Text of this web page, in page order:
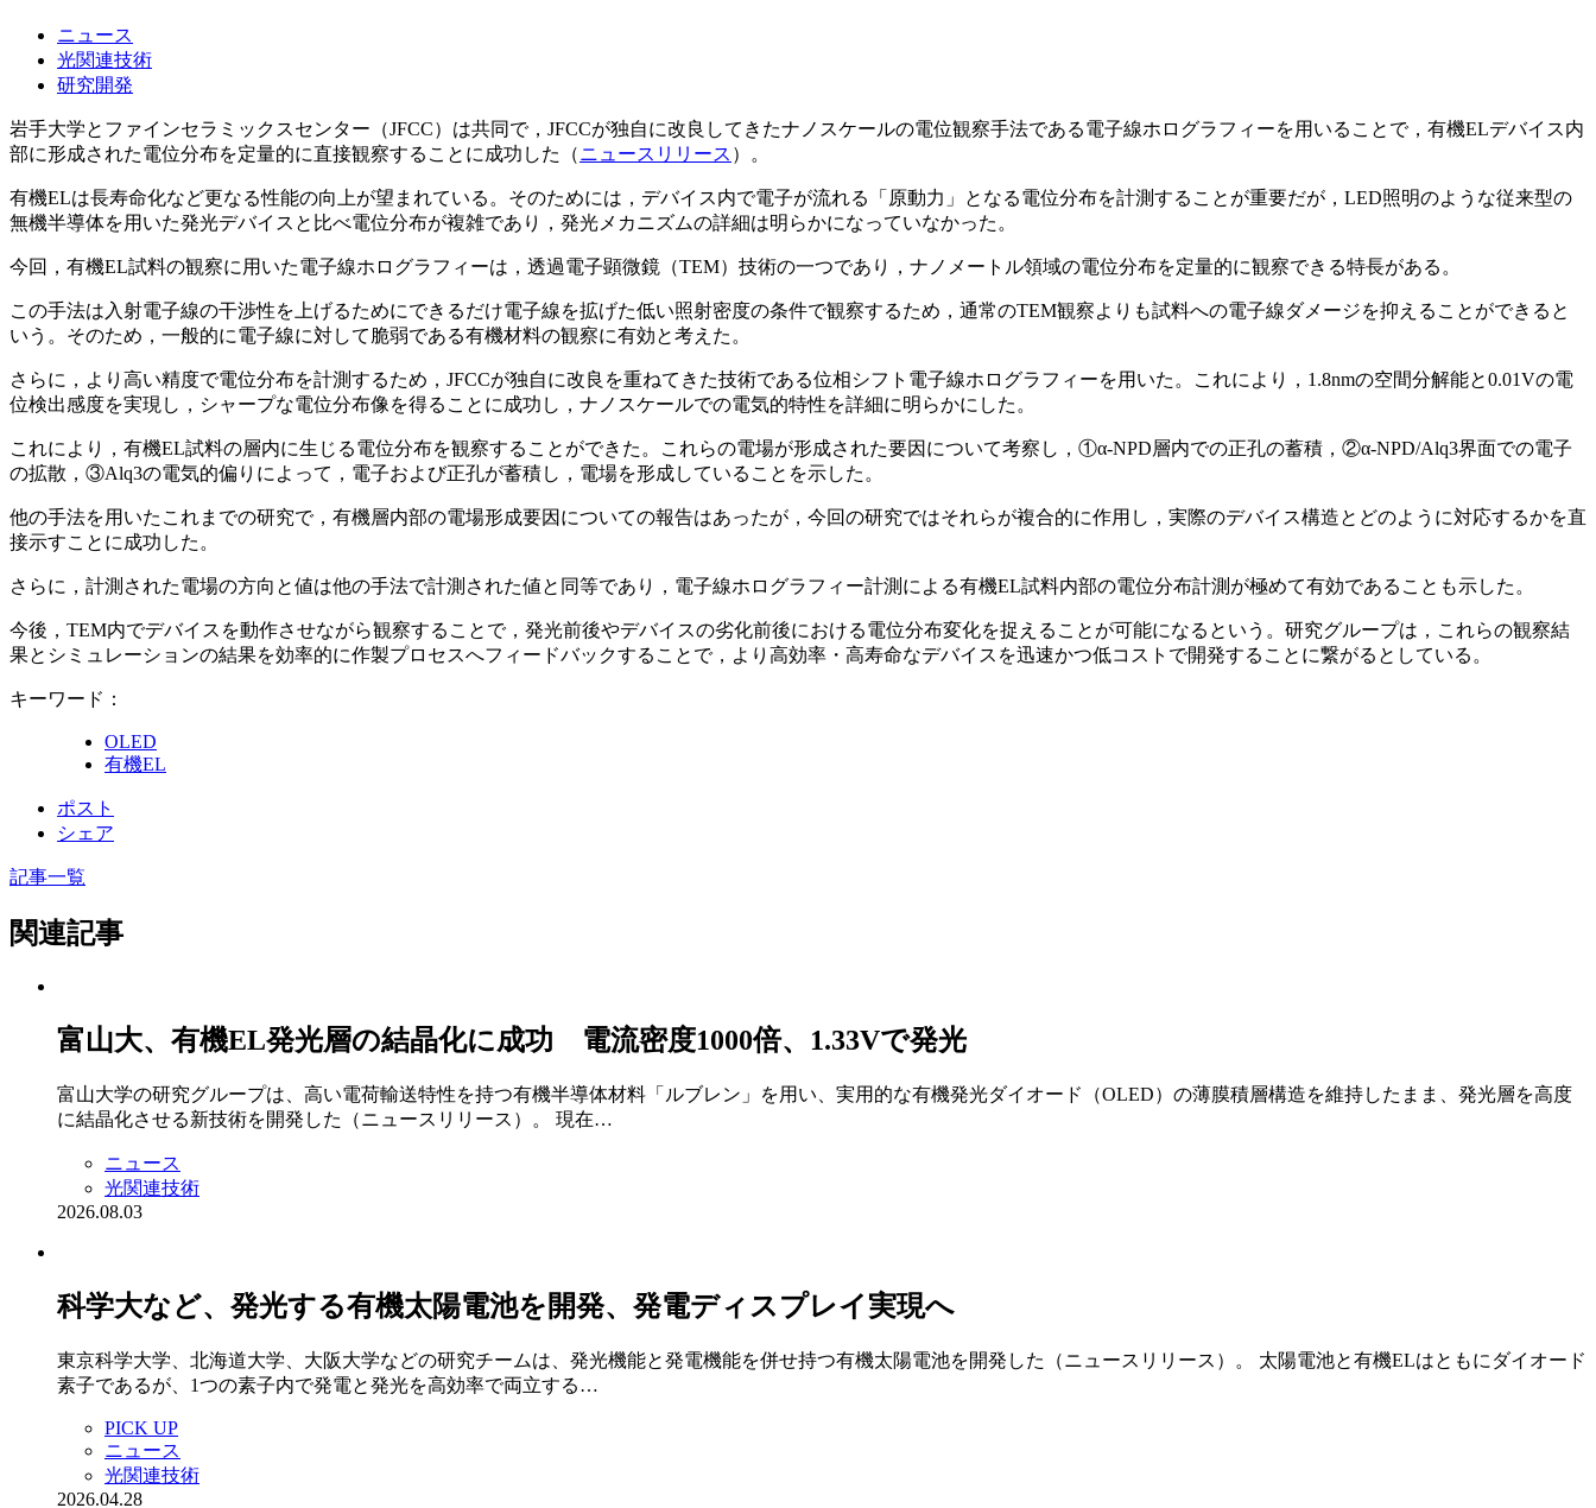
ニュース
光関連技術
研究開発
岩手大学とファインセラミックスセンター（JFCC）は共同で，JFCCが独自に改良してきたナノスケールの電位観察手法である電子線ホログラフィーを用いることで，有機ELデバイス内
部に形成された電位分布を定量的に直接観察することに成功した（ニュースリリース ）。
有機ELは長寿命化など更なる性能の向上が望まれている。そのためには，デバイス内で電子が流れる「原動力」となる電位分布を計測することが重要だが，LED照明のような従来型の
無機半導体を用いた発光デバイスと比べ電位分布が複雑であり，発光メカニズムの詳細は明らかになっていなかった。
今回，有機EL試料の観察に用いた電子線ホログラフィーは，透過電子顕微鏡（TEM）技術の一つであり，ナノメートル領域の電位分布を定量的に観察できる特長がある。
この手法は入射電子線の干渉性を上げるためにできるだけ電子線を拡げた低い照射密度の条件で観察するため，通常のTEM観察よりも試料への電子線ダメージを抑えることができると
いう。そのため，一般的に電子線に対して脆弱である有機材料の観察に有効と考えた。
さらに，より高い精度で電位分布を計測するため，JFCCが独自に改良を重ねてきた技術である位相シフト電子線ホログラフィーを用いた。これにより，1.8nmの空間分解能と0.01Vの電
位検出感度を実現し，シャープな電位分布像を得ることに成功し，ナノスケールでの電気的特性を詳細に明らかにした。
これにより，有機EL試料の層内に生じる電位分布を観察することができた。これらの電場が形成された要因について考察し，①α-NPD層内での正孔の蓄積，②α-NPD/Alq3界面での電子
の拡散，③Alq3の電気的偏りによって，電子および正孔が蓄積し，電場を形成していることを示した。
他の手法を用いたこれまでの研究で，有機層内部の電場形成要因についての報告はあったが，今回の研究ではそれらが複合的に作用し，実際のデバイス構造とどのように対応するかを直
接示すことに成功した。
さらに，計測された電場の方向と値は他の手法で計測された値と同等であり，電子線ホログラフィー計測による有機EL試料内部の電位分布計測が極めて有効であることも示した。
今後，TEM内でデバイスを動作させながら観察することで，発光前後やデバイスの劣化前後における電位分布変化を捉えることが可能になるという。研究グループは，これらの観察結
果とシミュレーションの結果を効率的に作製プロセスへフィードバックすることで，より高効率・高寿命なデバイスを迅速かつ低コストで開発することに繋がるとしている。
キーワード：
OLED
有機EL
ポスト
シェア
記事一覧
関連記事
富山大、有機EL発光層の結晶化に成功 電流密度1000倍、1.33Vで発光
富山大学の研究グループは、高い電荷輸送特性を持つ有機半導体材料「ルブレン」を用い、実用的な有機発光ダイオード（OLED）の薄膜積層構造を維持したまま、発光層を高度
に結晶化させる新技術を開発した（ニュースリリース）。 現在…
ニュース
光関連技術
2026.08.03
科学大など、発光する有機太陽電池を開発、発電ディスプレイ実現へ
東京科学大学、北海道大学、大阪大学などの研究チームは、発光機能と発電機能を併せ持つ有機太陽電池を開発した（ニュースリリース）。 太陽電池と有機ELはともにダイオード
素子であるが、1つの素子内で発電と発光を高効率で両立する…
PICK UP
ニュース
光関連技術
2026.04.28